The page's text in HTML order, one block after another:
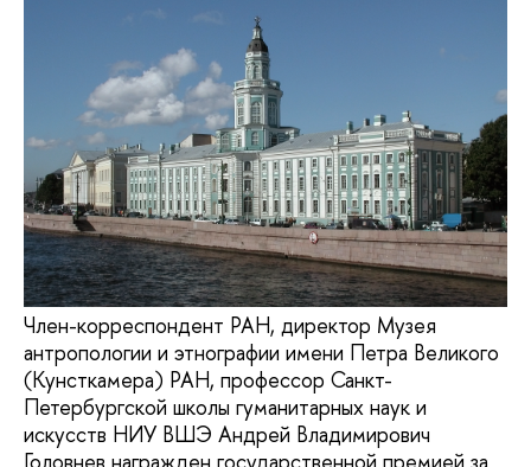
Член-корреспондент РАН, директор Музея
антропологии и этнографии имени Петра Великого
(Кунсткамера) РАН, профессор Санкт-
Петербургской школы гуманитарных наук и
искусств НИУ ВШЭ Андрей Владимирович